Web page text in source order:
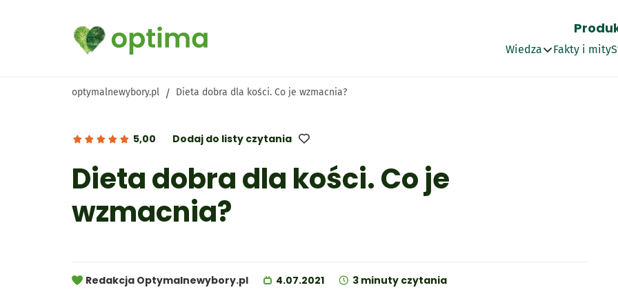
Wszystkie produkty
Optima Cardio Active
Wiedza
Infografiki
Zadbaj o mózg
Fakty i mity
optymalnewybory.pl / Dieta dobra dla kości. Co je wzmacnia?
5,00 Dodaj do listy czytania
Dieta dobra dla kości. Co je
wzmacnia?
Redakcja Optymalnewybory.pl 4.07.2021 3 minuty czytania